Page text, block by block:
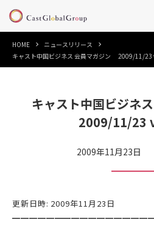
HOME
ニュースリリース
キャスト中国ビジネス 会員マガジン 2009/11/23
キャスト中国ビジネ
2009/11/23
2009年11月23日
更新日時: 2009年11月23日